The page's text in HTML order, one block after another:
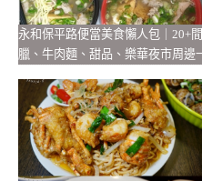
永和保平路便當美食懶人包｜20+
臘、牛肉麵、甜品、樂華夜市周邊